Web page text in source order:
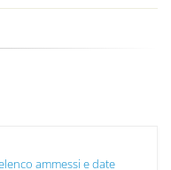
ammessi e date